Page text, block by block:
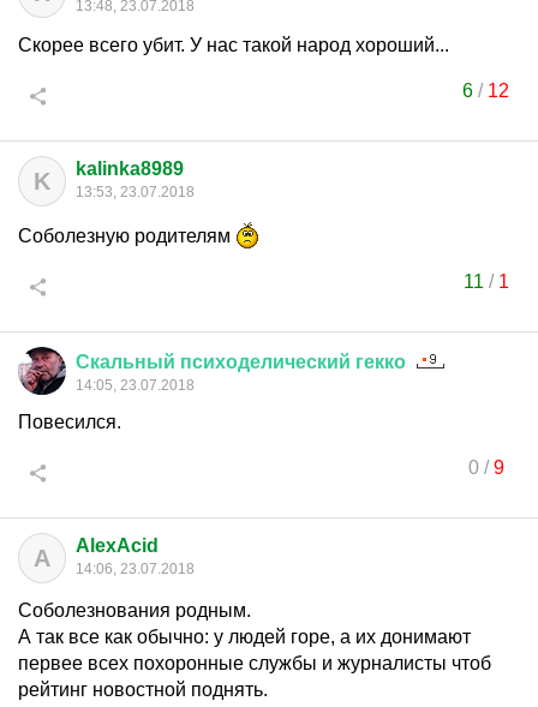
13:48, 23.07.2018
Скорее всего убит. У нас такой народ хороший...
6 / 12
K kalinka8989
13:53, 23.07.2018
Соболезную родителям
11 / 1
Скальный психоделический гекко
14:05, 23.07.2018
Повесился.
0/9
A AlexAcid
14:06, 23.07.2018
Соболезнования родным.
А так все как обычно: у людей горе, а их донимают
первее всех похоронные службы и журналисты чтоб
рейтинг новостной поднять.